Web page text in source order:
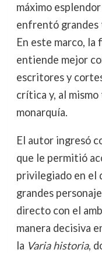
máximo
enfrentó grandes
En este marco, la
entiende mejor
escritores y
crítica y, al
monarquía.
El autor ingresó
que le permitió
privilegiado en el
grandes
directo con el
manera decisiva
la Varia historia,